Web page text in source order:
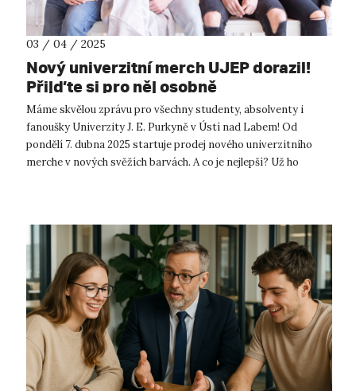
03 / 04 / 2025
Nový univerzitní merch UJEP dorazil!
Přijďte si pro něj osobně
Máme skvělou zprávu pro všechny studenty, absolventy i
fanoušky Univerzity J. E. Purkyně v Ústí nad Labem! Od
pondělí 7. dubna 2025 startuje prodej nového univerzitního
merche v nových svěžích barvách. A co je nejlepší? Už ho